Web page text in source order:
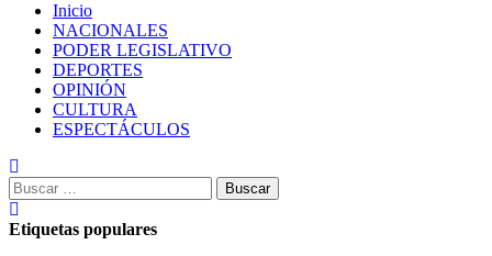
Inicio
NACIONALES
PODER LEGISLATIVO
DEPORTES
OPINIÓN
CULTURA
ESPECTÁCULOS
Buscar:
Etiquetas populares